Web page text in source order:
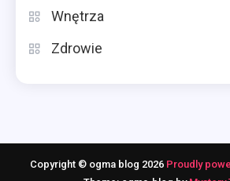
Wnętrza
Zdrowie
Copyright © ogma blog 2026 Proudly